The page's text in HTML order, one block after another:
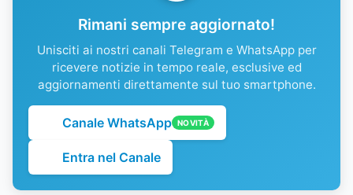
Rimani sempre aggiornato!
Unisciti ai nostri canali Telegram e WhatsApp per
ricevere notizie in tempo reale, esclusive ed
aggiornamenti direttamente sul tuo smartphone.
Canale WhatsApp NOVITÀ
Entra nel Canale